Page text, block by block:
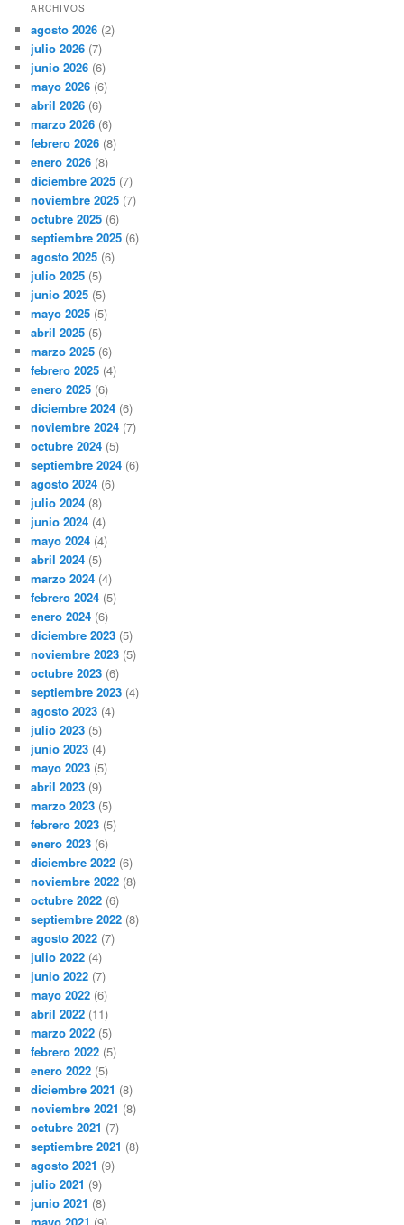
ARCHIVOS
agosto 2026 (2)
julio 2026 (7)
junio 2026 (6)
mayo 2026 (6)
abril 2026 (6)
marzo 2026 (6)
febrero 2026 (8)
enero 2026 (8)
diciembre 2025 (7)
noviembre 2025 (7)
octubre 2025 (6)
septiembre 2025 (6)
agosto 2025 (6)
julio 2025 (5)
junio 2025 (5)
mayo 2025 (5)
abril 2025 (5)
marzo 2025 (6)
febrero 2025 (4)
enero 2025 (6)
diciembre 2024 (6)
noviembre 2024 (7)
octubre 2024 (5)
septiembre 2024 (6)
agosto 2024 (6)
julio 2024 (8)
junio 2024 (4)
mayo 2024 (4)
abril 2024 (5)
marzo 2024 (4)
febrero 2024 (5)
enero 2024 (6)
diciembre 2023 (5)
noviembre 2023 (5)
octubre 2023 (6)
septiembre 2023 (4)
agosto 2023 (4)
julio 2023 (5)
junio 2023 (4)
mayo 2023 (5)
abril 2023 (9)
marzo 2023 (5)
febrero 2023 (5)
enero 2023 (6)
diciembre 2022 (6)
noviembre 2022 (8)
octubre 2022 (6)
septiembre 2022 (8)
agosto 2022 (7)
julio 2022 (4)
junio 2022 (7)
mayo 2022 (6)
abril 2022 (11)
marzo 2022 (5)
febrero 2022 (5)
enero 2022 (5)
diciembre 2021 (8)
noviembre 2021 (8)
octubre 2021 (7)
septiembre 2021 (8)
agosto 2021 (9)
julio 2021 (9)
junio 2021 (8)